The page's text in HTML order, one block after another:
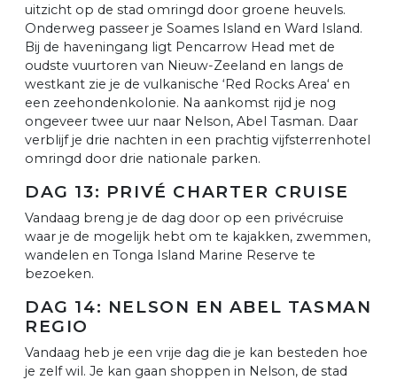
uitzicht op de stad omringd door groene heuvels.
Onderweg passeer je Soames Island en Ward Island.
Bij de haveningang ligt Pencarrow Head met de
oudste vuurtoren van Nieuw-Zeeland en langs de
westkant zie je de vulkanische ‘Red Rocks Area‘ en
een zeehondenkolonie. Na aankomst rijd je nog
ongeveer twee uur naar Nelson, Abel Tasman. Daar
verblijf je drie nachten in een prachtig vijfsterrenhotel
omringd door drie nationale parken.
DAG 13: PRIVÉ CHARTER CRUISE
Vandaag breng je de dag door op een privécruise
waar je de mogelijk hebt om te kajakken, zwemmen,
wandelen en Tonga Island Marine Reserve te
bezoeken.
DAG 14: NELSON EN ABEL TASMAN
REGIO
Vandaag heb je een vrije dag die je kan besteden hoe
je zelf wil. Je kan gaan shoppen in Nelson, de stad